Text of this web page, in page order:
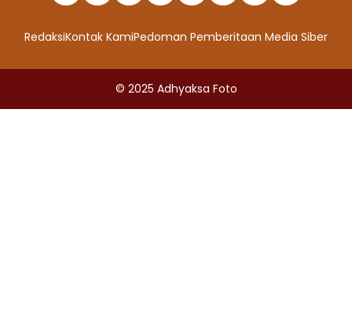
RedaksiKontak KamiPedoman Pemberitaan Media Siber
© 2025 Adhyaksa Foto